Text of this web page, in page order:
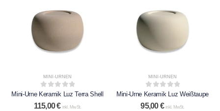
MINI-URNEN
0out of 5
Mini-Urne Keramik Luz Terra Shell
115,00€ inkl. MwSt.
MINI-URNEN
0out of 5
Mini-Urne Keramik Luz Weißtaupe
95,00€ inkl. MwSt.